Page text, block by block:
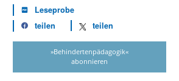
Leseprobe
teilen
teilen
»Behindertenpädagogik«
abonnieren